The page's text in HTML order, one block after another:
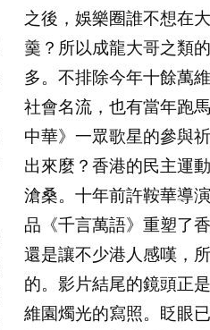
之後，娛樂圈誰不想在
羹？所以成龍大哥之類
多。不排除今年十餘萬
社會名流，也有當年跑
中華》一眾歌星的參與
出來麼？香港的民主運
滄桑。十年前許鞍華導
品《千言萬語》重塑了
還是讓不少港人感嘆，
的。影片結尾的鏡頭正
維園燭光的寫照。眨眼